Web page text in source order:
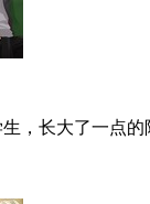
，长大了一点